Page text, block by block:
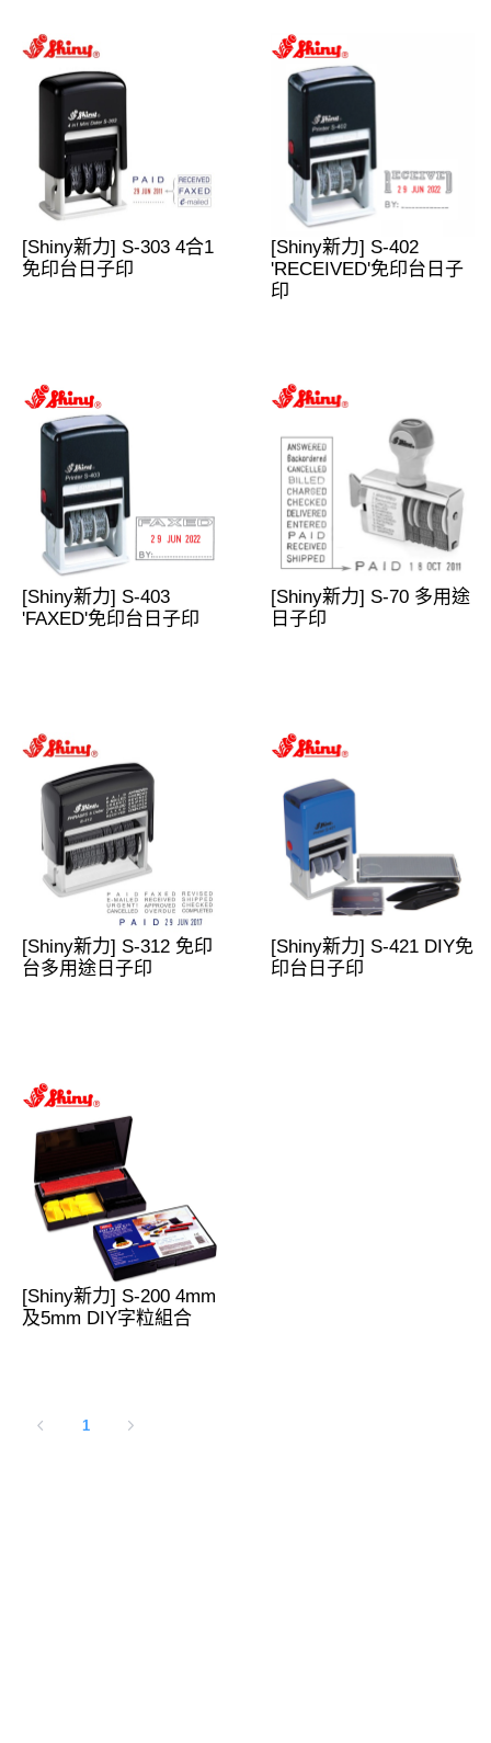
[Shiny新力] S-303 4合1
免印台日子印
[Shiny新力] S-402
'RECEIVED'免印台日子
印
[Shiny新力] S-403
'FAXED'免印台日子印
[Shiny新力] S-70 多用途
日子印
[Shiny新力] S-312 免印
台多用途日子印
[Shiny新力] S-421 DIY免
印台日子印
[Shiny新力] S-200 4mm
及5mm DIY字粒組合
1